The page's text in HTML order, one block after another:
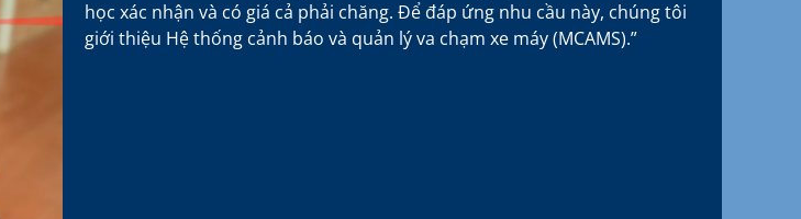
học xác nhận và có giá cả phải chăng. Để đáp ứng nhu cầu này, chúng tôi
giới thiệu Hệ thống cảnh báo và quản lý va chạm xe máy (MCAMS).”